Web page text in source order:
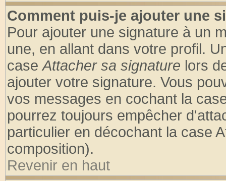
Comment puis-je ajouter une
Pour ajouter une signature à un
une, en allant dans votre profil.
caseAttacher sa signature lors
ajouter votre signature. Vous
vos messages en cochant la
pourrez toujours empêcher
particulier en décochant la case
composition).
Revenir en haut